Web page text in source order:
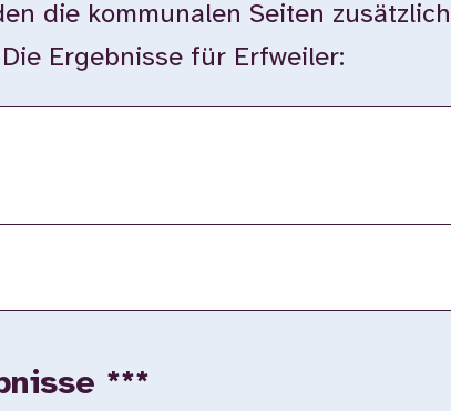
die kommunalen Seiten
Ergebnisse für Erfweiler:
***